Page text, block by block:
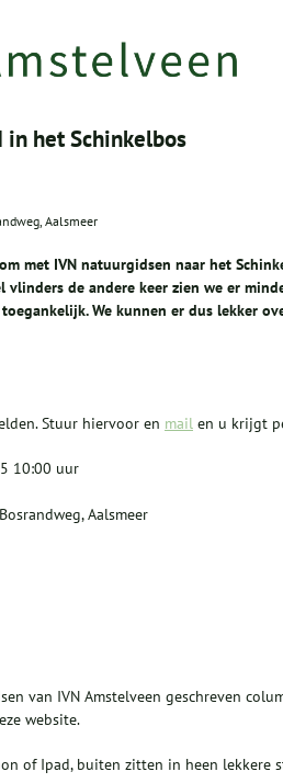
in het Schinkelbos
Aalsmeer
met IVN natuurgidsen naar het
vlinders de andere keer zien we er
We kunnen er dus lekker
Stuur hiervoor en mail en u krijgt
10:00 uur
Aalsmeer
van IVN Amstelveen geschreven
website.
of Ipad, buiten zitten in heen lekkere